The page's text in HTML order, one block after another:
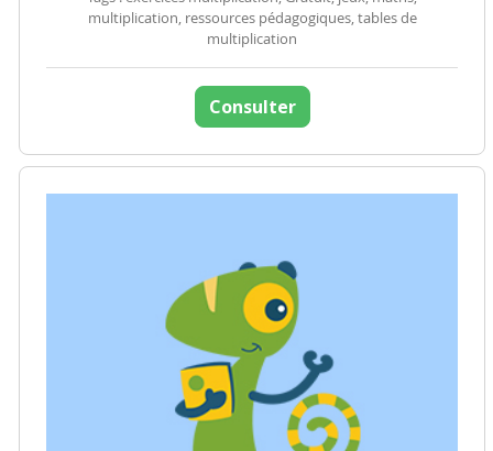
multiplication, ressources pédagogiques, tables de
multiplication
Consulter